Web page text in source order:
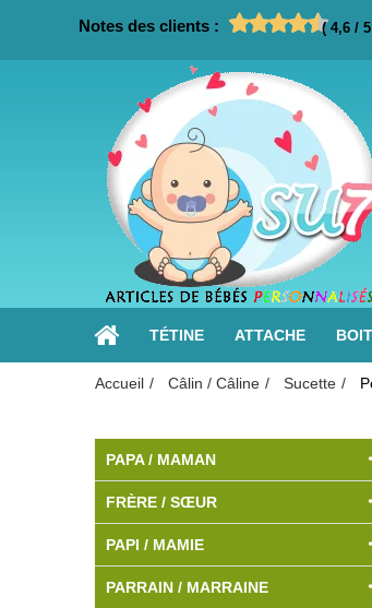
Notes des clients : (4,6 / 5
TÉTINE ATTACHE
Accueil Câlin / Câline Sucette
PAPA / MAMAN
FRÈRE / SŒUR
PAPI / MAMIE
PARRAIN / MARRAINE